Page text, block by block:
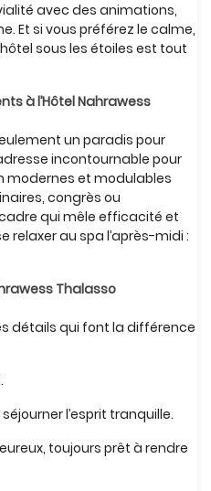
avec des animations,
Et si vous préférez le calme,
sous les étoiles est tout
à l’Hôtel Nahrawess
un paradis pour
incontournable pour
modernes et modulables
congrès ou
qui mêle efficacité et
relaxer au spa l’après-midi :
Thalasso
détails qui font la différence
l’esprit tranquille.
toujours prêt à rendre